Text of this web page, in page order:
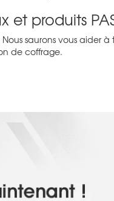
produits
saurons vous aider
de coffrage.